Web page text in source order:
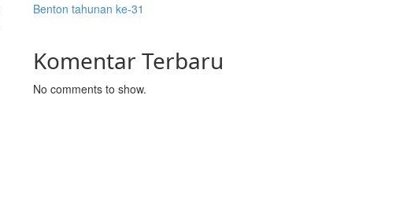
Benton tahunan ke-31
Komentar Terbaru
No comments to show.